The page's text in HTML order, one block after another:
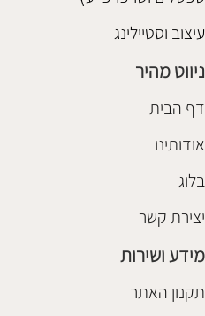
עיצוב וסטיילינג
ניווט מהיר
דף הבית
אודותינו
בלוג
יצירת קשר
מידע ושירות
תקנון האתר